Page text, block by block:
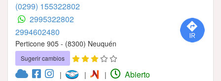
(0299) 155322802
2995322802
2994602480
Perticone 905 - (8300) Neuquén
Sugerir cambios
| | | Abierto